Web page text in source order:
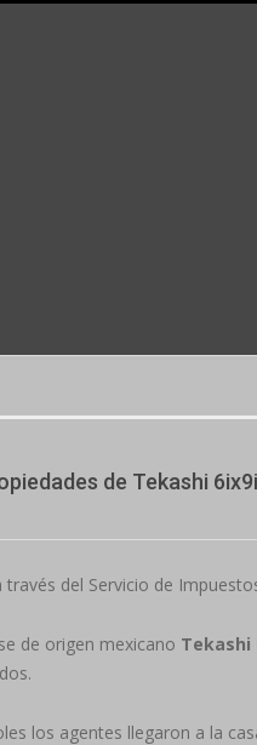
de Tekashi
través del Servicio de
de origen mexicano Tekashi
los agentes llegaron a la